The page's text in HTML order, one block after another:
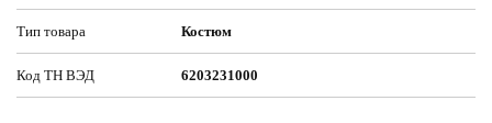
Тип товара Костюм
Код ТН ВЭД 6203231000